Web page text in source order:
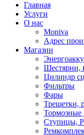
Главная
Услуги
О нас
Moniva
Адрес
Магазин
Шестярни,
Цилиндр
Фильтры
Фары
Трещетки,
Тормозные
Ступицы,